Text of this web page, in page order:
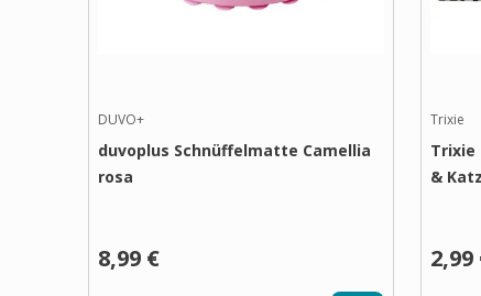
DUVO+
duvoplus Schnüffelmatte Camellia
rosa
8,99 €
Trixie
Trixie
&
2,99